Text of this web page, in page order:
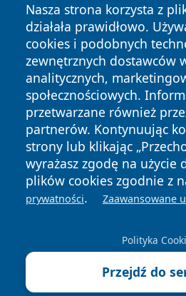
Nasza strona korzysta z
działała prawidłowo.
cookies i podobnych
zewnętrznych dostawców
analitycznych,
społecznościowych.
przetwarzane również
partnerów. Kontynuując
strony lub klikając
wyrażasz zgodę na użycie
plików cookies zgodnie z
prywatności. Zaawansowane
Polityka
Przejdź do
Copyright © 2026
zastrzeżone.
News Autorzy
Polityka
Prywatności